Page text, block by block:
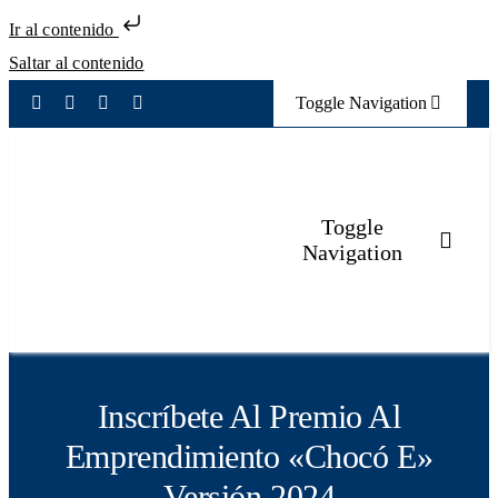
Ir al contenido
Saltar al contenido
Toggle Navigation
EleccionesToggle
Navigation
Servicios Registrales
Inscríbete Al Premio Al
Emprendimiento «Chocó E»